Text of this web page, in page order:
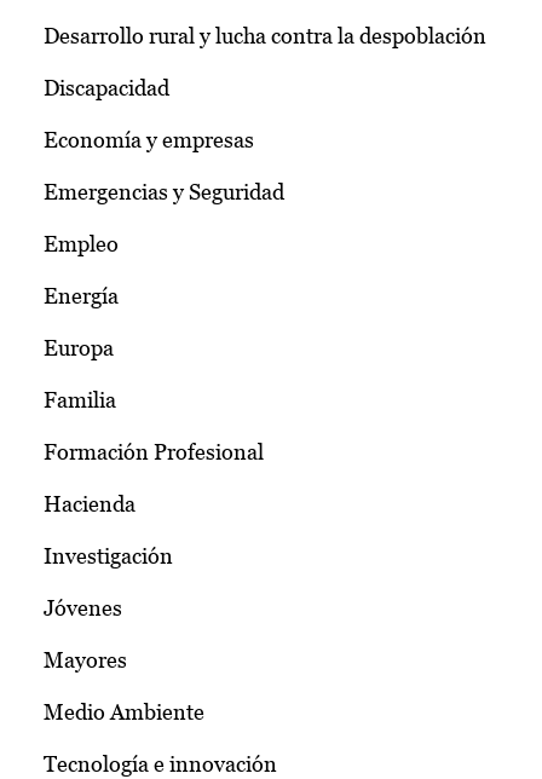
Desarrollo rural y lucha contra la despoblación
Discapacidad
Economía y empresas
Emergencias y Seguridad
Empleo
Energía
Europa
Familia
Formación Profesional
Hacienda
Investigación
Jóvenes
Mayores
Medio Ambiente
Tecnología e innovación